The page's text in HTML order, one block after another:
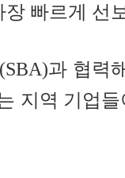
빠르게 선
과 협력
지역 기업